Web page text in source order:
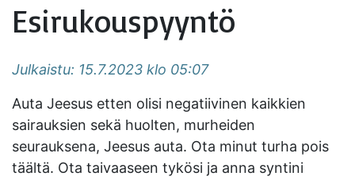
Esirukouspyyntö
Julkaistu: 15.7.2023 klo 05:07
Auta Jeesus etten olisi negatiivinen kaikkien
sairauksien sekä huolten, murheiden
seurauksena, Jeesus auta. Ota minut turha pois
täältä. Ota taivaaseen tykösi ja anna syntini